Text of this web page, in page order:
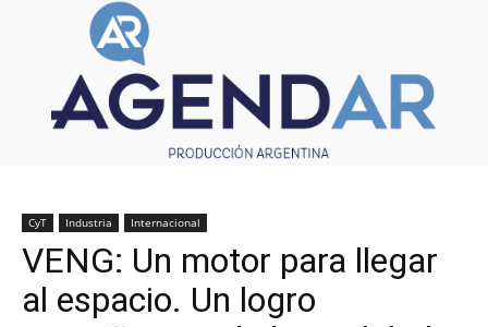
CyT Industria Internacional
VENG: Un motor para llegar
al espacio. Un logro